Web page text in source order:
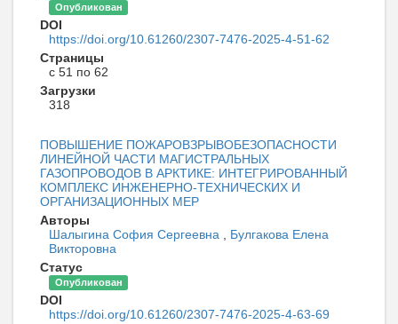
Опубликован
DOI
https://doi.org/10.61260/2307-7476-2025-4-51-62
Страницы
с 51 по 62
Загрузки
318
ПОВЫШЕНИЕ ПОЖАРОВЗРЫВОБЕЗОПАСНОСТИ
ЛИНЕЙНОЙ ЧАСТИ МАГИСТРАЛЬНЫХ
ГАЗОПРОВОДОВ В АРКТИКЕ: ИНТЕГРИРОВАННЫЙ
КОМПЛЕКС ИНЖЕНЕРНО-ТЕХНИЧЕСКИХ И
ОРГАНИЗАЦИОННЫХ МЕР
Авторы
Шалыгина София Сергеевна
Булгакова Елена
Викторовна
Статус
Опубликован
DOI
https://doi.org/10.61260/2307-7476-2025-4-63-69